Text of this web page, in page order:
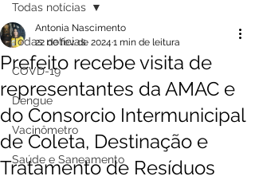
Todas notícias
COVD-19
Dengue
Vacinômetro
Saúde e Saneamento
Todas notícias
Prefeito recebe visita de
representantes da AMAC e
do Consorcio Intermunicipal
de Coleta, Destinação e
Tratamento de Resíduos
Antonia Nascimento
22 de fev. de 2024 1 min de leitura